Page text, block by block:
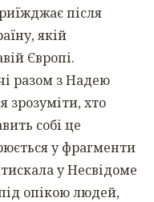
після
якій
Європі.
разом з Надею
зрозуміти, хто
собі це
у фрагменти
у Несвідоме
опікою людей,